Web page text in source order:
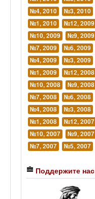
№4, 2010
№3, 2010
№1, 2010
№12, 2009
№10, 2009
№9, 2009
№7, 2009
№6, 2009
№4, 2009
№3, 2009
№1, 2009
№12, 2008
№10, 2008
№9, 2008
№7, 2008
№6, 2008
№4, 2008
№3, 2008
№1, 2008
№12, 2007
№10, 2007
№9, 2007
№7, 2007
№5, 2007
Поддержите нас